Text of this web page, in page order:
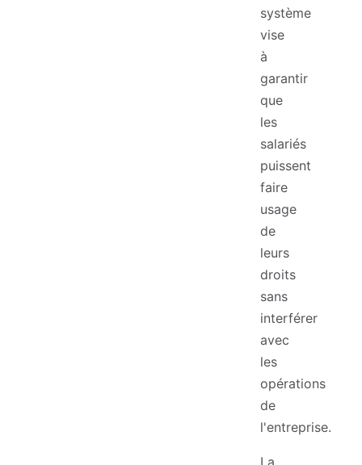
système
vise
à
garantir
que
les
salariés
puissent
faire
usage
de
leurs
droits
sans
interférer
avec
les
opérations
de
l'entreprise.
La